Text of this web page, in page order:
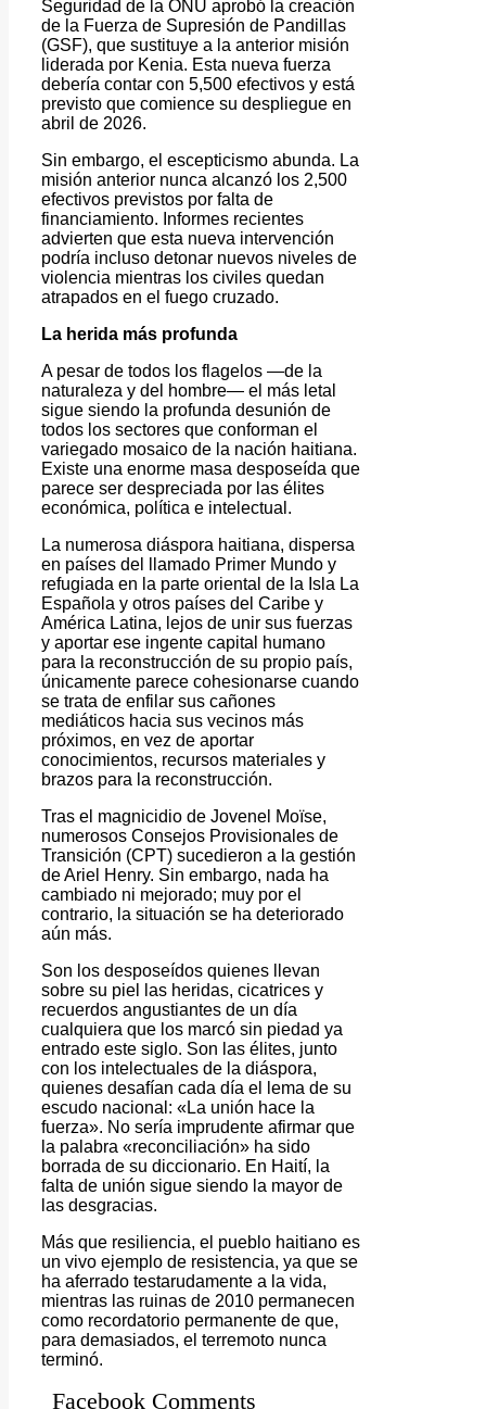
Seguridad de la ONU aprobó la creación
de la Fuerza de Supresión de Pandillas
(GSF), que sustituye a la anterior misión
liderada por Kenia. Esta nueva fuerza
debería contar con 5,500 efectivos y está
previsto que comience su despliegue en
abril de 2026.
Sin embargo, el escepticismo abunda. La
misión anterior nunca alcanzó los 2,500
efectivos previstos por falta de
financiamiento. Informes recientes
advierten que esta nueva intervención
podría incluso detonar nuevos niveles de
violencia mientras los civiles quedan
atrapados en el fuego cruzado.
La herida más profunda
A pesar de todos los flagelos —de la
naturaleza y del hombre— el más letal
sigue siendo la profunda desunión de
todos los sectores que conforman el
variegado mosaico de la nación haitiana.
Existe una enorme masa desposeída que
parece ser despreciada por las élites
económica, política e intelectual.
La numerosa diáspora haitiana, dispersa
en países del llamado Primer Mundo y
refugiada en la parte oriental de la Isla La
Española y otros países del Caribe y
América Latina, lejos de unir sus fuerzas
y aportar ese ingente capital humano
para la reconstrucción de su propio país,
únicamente parece cohesionarse cuando
se trata de enfilar sus cañones
mediáticos hacia sus vecinos más
próximos, en vez de aportar
conocimientos, recursos materiales y
brazos para la reconstrucción.
Tras el magnicidio de Jovenel Moïse,
numerosos Consejos Provisionales de
Transición (CPT) sucedieron a la gestión
de Ariel Henry. Sin embargo, nada ha
cambiado ni mejorado; muy por el
contrario, la situación se ha deteriorado
aún más.
Son los desposeídos quienes llevan
sobre su piel las heridas, cicatrices y
recuerdos angustiantes de un día
cualquiera que los marcó sin piedad ya
entrado este siglo. Son las élites, junto
con los intelectuales de la diáspora,
quienes desafían cada día el lema de su
escudo nacional: «La unión hace la
fuerza». No sería imprudente afirmar que
la palabra «reconciliación» ha sido
borrada de su diccionario. En Haití, la
falta de unión sigue siendo la mayor de
las desgracias.
Más que resiliencia, el pueblo haitiano es
un vivo ejemplo de resistencia, ya que se
ha aferrado testarudamente a la vida,
mientras las ruinas de 2010 permanecen
como recordatorio permanente de que,
para demasiados, el terremoto nunca
terminó.
Facebook Comments